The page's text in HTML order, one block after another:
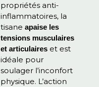
propriétés anti-
inflammatoires, la
tisaneapaise les
tensions musculaires
et articulaires et est
idéale pour
soulager l’inconfort
physique. L’action